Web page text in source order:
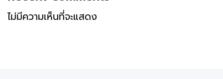
ไม่มีความเห็นที่จะแสดง